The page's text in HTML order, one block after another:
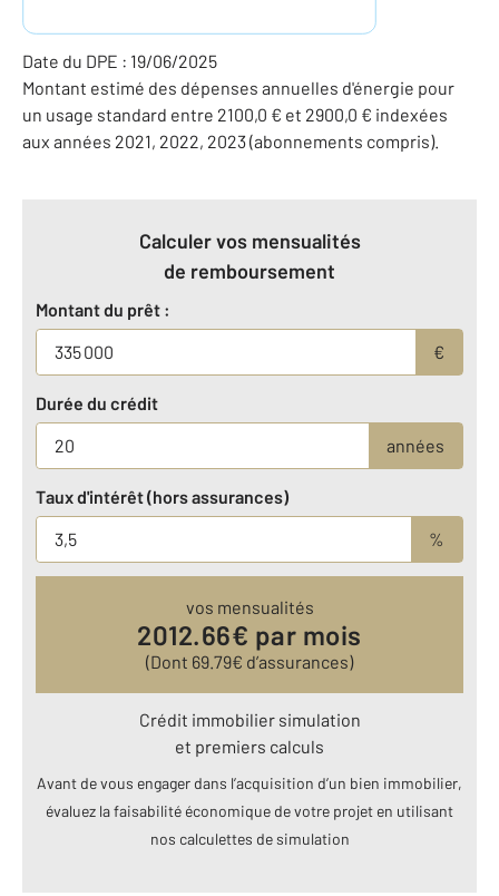
Date du DPE : 19/06/2025
Montant estimé des dépenses annuelles d'énergie pour
un usage standard entre 2100,0 € et 2900,0 € indexées
aux années 2021, 2022, 2023 (abonnements compris).
Calculer vos mensualités
de remboursement
Montant du prêt :
€
Durée du crédit
années
Taux d'intérêt (hors assurances)
%
vos mensualités
2012.66€ par mois
(Dont 69.79€ d’assurances)
Crédit immobilier simulation
et premiers calculs
Avant de vous engager dans l’acquisition d’un bien immobilier,
évaluez la faisabilité économique de votre projet en utilisant
nos calculettes de simulation